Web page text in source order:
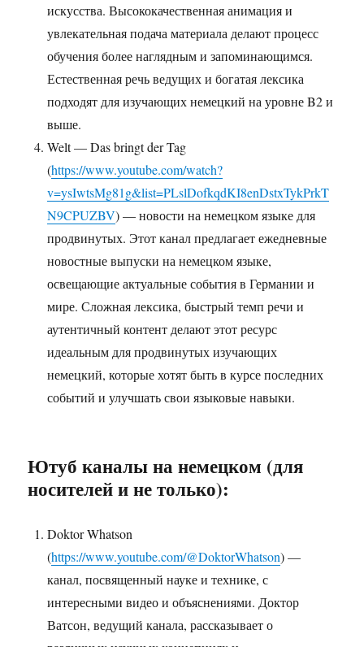
искусства. Высококачественная анимация и
увлекательная подача материала делают процесс
обучения более наглядным и запоминающимся.
Естественная речь ведущих и богатая лексика
подходят для изучающих немецкий на уровне B2 и
выше.
Welt — Das bringt der Tag
(https://www.youtube.com/watch?
v=ysIwtsMg81g&list=PLslDofkqdKI8enDstxTykPrkT
N9CPUZBV) — новости на немецком языке для
продвинутых. Этот канал предлагает ежедневные
новостные выпуски на немецком языке,
освещающие актуальные события в Германии и
мире. Сложная лексика, быстрый темп речи и
аутентичный контент делают этот ресурс
идеальным для продвинутых изучающих
немецкий, которые хотят быть в курсе последних
событий и улучшать свои языковые навыки.
Ютуб каналы на немецком (для
носителей и не только):
Doktor Whatson
(https://www.youtube.com/@DoktorWhatson) —
канал, посвященный науке и технике, с
интересными видео и объяснениями. Доктор
Ватсон, ведущий канала, рассказывает о